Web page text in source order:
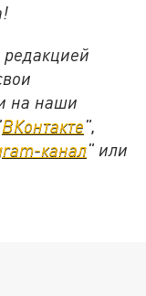
редакцией
на наши
ВКонтакте",
канал" или